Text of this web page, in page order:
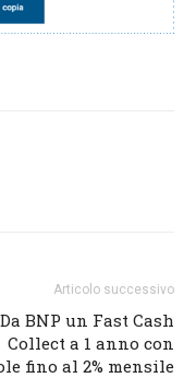
Articolo successivo
Da BNP un Fast Cash
Collect a 1 anno con
fino al 2% mensile